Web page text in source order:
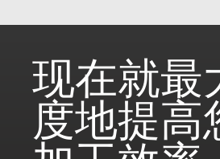
现在就最
度地提高